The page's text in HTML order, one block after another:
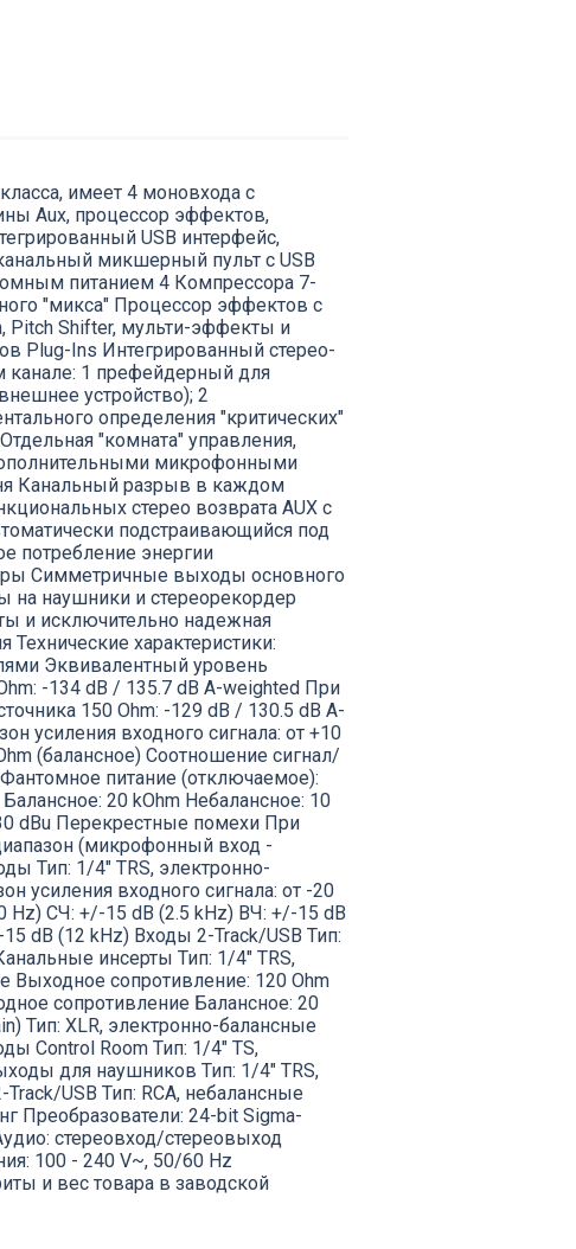
имеет 4 моновхода с
Aux, процессор эффектов,
USB интерфейс,
микшерный пульт с USB
питанием 4 Компрессора 7-
"микса" Процессор эффектов с
Pitch Shifter, мульти-эффекты и
Plug-Ins Интегрированный стерео-
канале: 1 префейдерный для
устройство); 2
определения "критических"
"комната" управления,
микрофонными
Канальный разрыв в каждом
стерео возврата AUX с
подстраивающийся под
потребление энергии
Симметричные выходы основного
наушники и стереорекордер
и исключительно надежная
характеристики:
Эквивалентный уровень
-134 dB / 135.7 dB A-weighted При
150 Ohm: -129 dB / 130.5 dB A-
усиления входного сигнала: от +10
(балансное) Соотношение сигнал/
питание (отключаемое):
20 kOhm Небалансное: 10
dBu Перекрестные помехи При
(микрофонный вход -
Тип: 1/4" TRS, электронно-
усиления входного сигнала: от -20
СЧ: +/-15 dB (2.5 kHz) ВЧ: +/-15 dB
dB (12 kHz) Входы 2-Track/USB Тип:
инсерты Тип: 1/4" TRS,
Выходное сопротивление: 120 Ohm
сопротивление Балансное: 20
Тип: XLR, электронно-балансные
Control Room Тип: 1/4" TS,
для наушников Тип: 1/4" TRS,
USB Тип: RCA, небалансные
Преобразователи: 24-bit Sigma-
стереовход/стереовыход
100 - 240 V~, 50/60 Hz
и вес товара в заводской